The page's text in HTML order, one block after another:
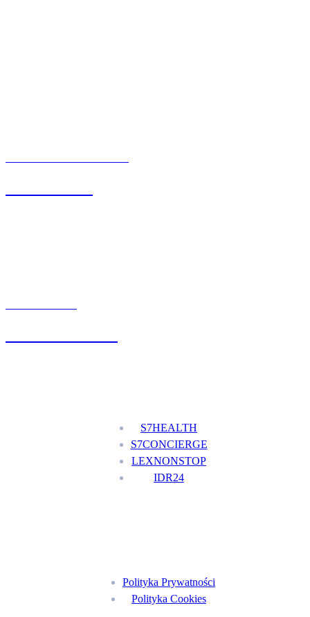
S7HEALTH
S7CONCIERGE
LEXNONSTOP
IDR24
Polityka Prywatności
Polityka Cookies